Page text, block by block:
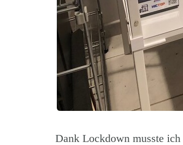
Dank Lockdown musste